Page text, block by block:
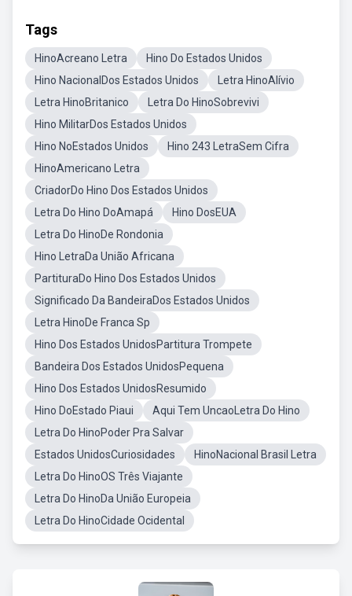
Tags
HinoAcreano Letra
Hino Do Estados Unidos
Hino NacionalDos Estados Unidos
Letra HinoAlívio
Letra HinoBritanico
Letra Do HinoSobrevivi
Hino MilitarDos Estados Unidos
Hino NoEstados Unidos
Hino 243 LetraSem Cifra
HinoAmericano Letra
CriadorDo Hino Dos Estados Unidos
Letra Do Hino DoAmapá
Hino DosEUA
Letra Do HinoDe Rondonia
Hino LetraDa União Africana
PartituraDo Hino Dos Estados Unidos
Significado Da BandeiraDos Estados Unidos
Letra HinoDe Franca Sp
Hino Dos Estados UnidosPartitura Trompete
Bandeira Dos Estados UnidosPequena
Hino Dos Estados UnidosResumido
Hino DoEstado Piaui
Aqui Tem UncaoLetra Do Hino
Letra Do HinoPoder Pra Salvar
Estados UnidosCuriosidades
HinoNacional Brasil Letra
Letra Do HinoOS Três Viajante
Letra Do HinoDa União Europeia
Letra Do HinoCidade Ocidental